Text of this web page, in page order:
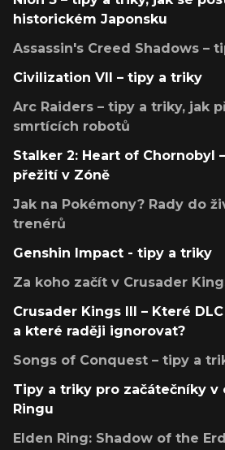
historickém Japonsku
Assassin's Creed Shadows –
Civilization VII – tipy a triky
Arc Raiders – tipy a triky, jak
smrtících robotů
Stalker 2: Heart of Chornobyl
přežití v Zóně
Jak na Pokémony? Rady do
trenérů
Genshin Impact - tipy a triky
Za koho začít v Crusader
Crusader Kings III – Které
a které raději ignorovat?
Songs of Conquest – tipy a
Tipy a triky pro začátečníky v
Ringu
Elden Ring: Shadow of the